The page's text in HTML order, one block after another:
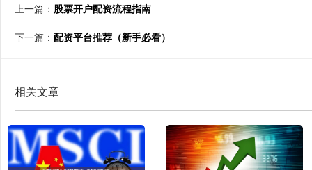
上一篇： 股票开户配资流程指南
下一篇： 配资平台推荐（新手必看）
相关文章